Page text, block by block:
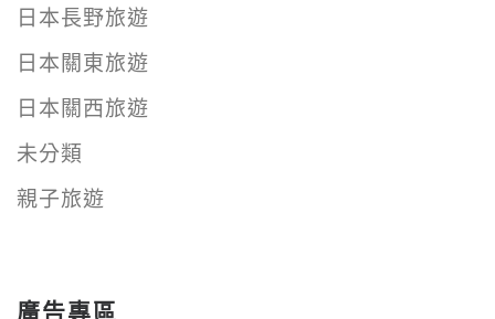
日本長野旅遊
日本關東旅遊
日本關西旅遊
未分類
親子旅遊
廣告專區